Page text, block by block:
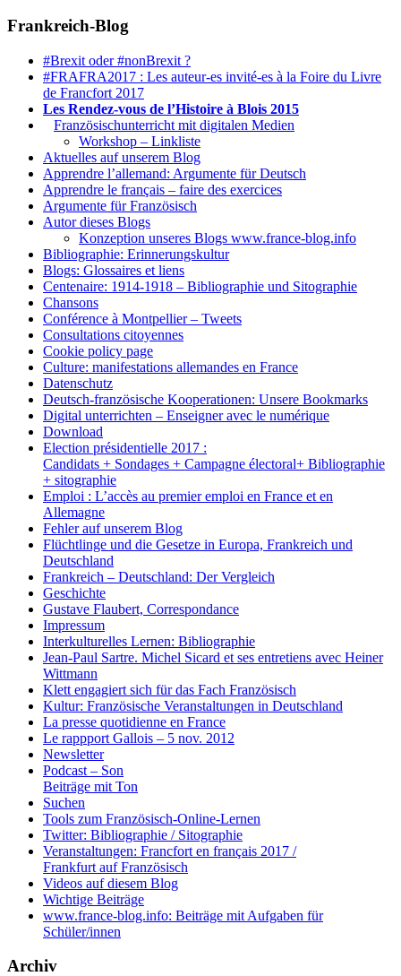
Frankreich-Blog
#Brexit oder #nonBrexit ?
#FRAFRA2017 : Les auteur-es invité-es à la Foire du Livre
de Francfort 2017
Les Rendez-vous de l’Histoire à Blois 2015
Französischunterricht mit digitalen Medien
Workshop – Linkliste
Aktuelles auf unserem Blog
Apprendre l’allemand: Argumente für Deutsch
Apprendre le français – faire des exercices
Argumente für Französisch
Autor dieses Blogs
Konzeption unseres Blogs www.france-blog.info
Bibliographie: Erinnerungskultur
Blogs: Glossaires et liens
Centenaire: 1914-1918 – Bibliographie und Sitographie
Chansons
Conférence à Montpellier – Tweets
Consultations citoyennes
Cookie policy page
Culture: manifestations allemandes en France
Datenschutz
Deutsch-französische Kooperationen: Unsere Bookmarks
Digital unterrichten – Enseigner avec le numérique
Download
Election présidentielle 2017 :
Candidats + Sondages + Campagne électoral+ Bibliographie
+ sitographie
Emploi : L’accès au premier emploi en France et en
Allemagne
Fehler auf unserem Blog
Flüchtlinge und die Gesetze in Europa, Frankreich und
Deutschland
Frankreich – Deutschland: Der Vergleich
Geschichte
Gustave Flaubert, Correspondance
Impressum
Interkulturelles Lernen: Bibliographie
Jean-Paul Sartre. Michel Sicard et ses entretiens avec Heiner
Wittmann
Klett engagiert sich für das Fach Französisch
Kultur: Französische Veranstaltungen in Deutschland
La presse quotidienne en France
Le rappport Gallois – 5 nov. 2012
Newsletter
Podcast – Son
Beiträge mit Ton
Suchen
Tools zum Französisch-Online-Lernen
Twitter: Bibliographie / Sitographie
Veranstaltungen: Francfort en français 2017 /
Frankfurt auf Französisch
Videos auf diesem Blog
Wichtige Beiträge
www.france-blog.info: Beiträge mit Aufgaben für
Schüler/innen
Archiv